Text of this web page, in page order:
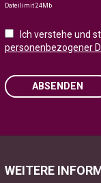
Dateilimit 24Mb
Ich verstehe und
personenbezogener
ABSENDEN
WEITERE